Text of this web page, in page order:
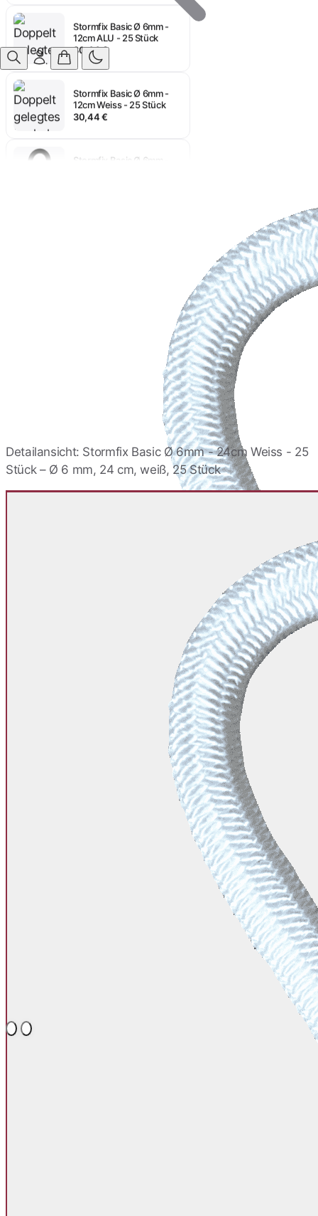
Anmelden
12cm ALU - 25 Stück
30,44 €
12cm Weiss - 25 Stück
30,44 €
12cm Schwarz - 25 Stück
Stormfix Basic Ø 6mm -
10cm Schwarz - 25 Stück
Stormfix Basic Ø 6mm -
12cm Weiss - 25 Stück
Detailansicht: Stormfix Basic Ø 6mm - 24cm Weiss - 25
Stück – Ø 6 mm, 24 cm, weiß, 25 Stück